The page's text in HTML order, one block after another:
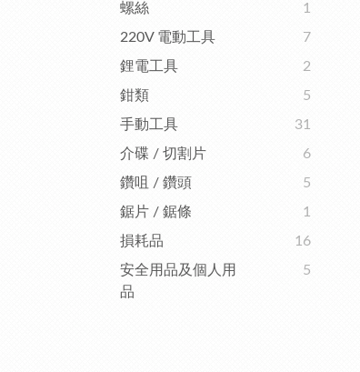
螺絲
1
220V 電動工具
7
鋰電工具
2
鉗類
5
手動工具
31
介碟 / 切割片
6
鑽咀 / 鑽頭
5
鋸片 / 鋸條
1
損耗品
16
安全用品及個人用
品
5